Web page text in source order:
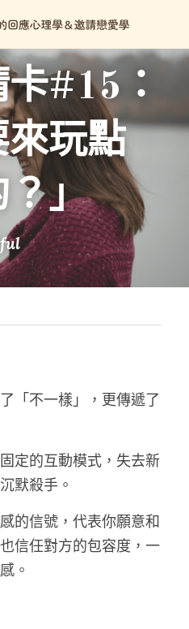
福」
】
欄】
卡#15 ：
玩點
？」
「不一樣」，更傳遞了
定的互動模式，失去新
默殺手。
的信號，代表你願意和
信任對方的包容度，一
。